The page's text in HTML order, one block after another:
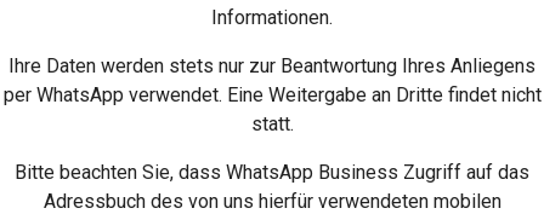
Informationen.
Ihre Daten werden stets nur zur Beantwortung Ihres Anliegens
per WhatsApp verwendet. Eine Weitergabe an Dritte findet nicht
statt.
Bitte beachten Sie, dass WhatsApp Business Zugriff auf das
Adressbuch des von uns hierfür verwendeten mobilen